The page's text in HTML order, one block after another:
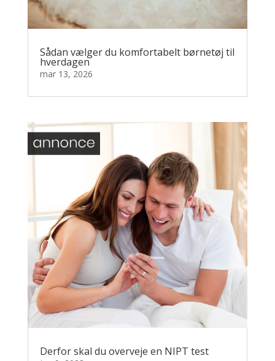
Sådan vælger du komfortabelt børnetøj til
hverdagen
mar 13, 2026
Derfor skal du overveje en NIPT test